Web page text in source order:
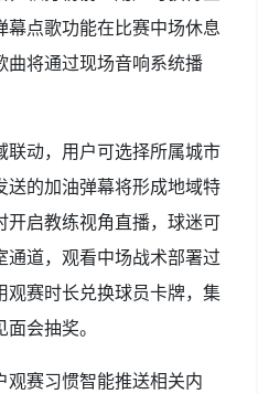
幕点歌功能在比赛中场休息
曲将通过现场音响系统播
联动，用户可选择所属城市
送的加油弹幕将形成地域特
开启教练视角直播，球迷可
道，观看中场战术部署过
观赛时长兑换球员卡牌，集
会抽奖。
观赛习惯智能推送相关内